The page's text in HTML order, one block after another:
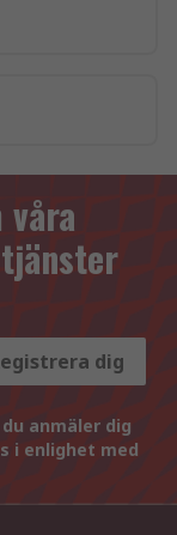
dig
anmäler dig
i enlighet med